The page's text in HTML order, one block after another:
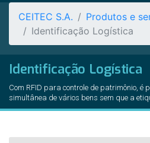
CEITEC S.A.
Produtos e
Identificação Logística
Identificação Logística
Com RFID para controle de patrimônio, é
simultânea de vários bens sem que a